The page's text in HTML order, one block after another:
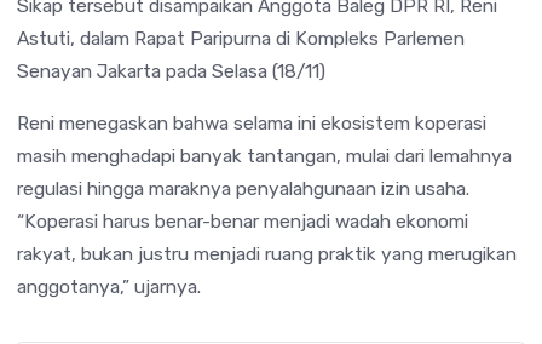
Sikap tersebut disampaikan Anggota Baleg DPR RI, Reni
Astuti, dalam Rapat Paripurna di Kompleks Parlemen
Senayan Jakarta pada Selasa (18/11)
Reni menegaskan bahwa selama ini ekosistem koperasi
masih menghadapi banyak tantangan, mulai dari lemahnya
regulasi hingga maraknya penyalahgunaan izin usaha.
“Koperasi harus benar-benar menjadi wadah ekonomi
rakyat, bukan justru menjadi ruang praktik yang merugikan
anggotanya,” ujarnya.